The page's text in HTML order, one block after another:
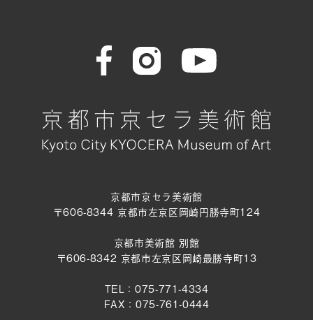
京都市京セラ美術館
〒606-8344 京都市左京区岡崎円勝寺町124
京都市美術館 別館
〒606-8342 京都市左京区岡崎最勝寺町13
TEL：075-771-4334
FAX：075-761-0444